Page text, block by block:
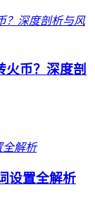
币？深度剖
设置全解析